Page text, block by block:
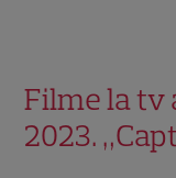
Filme la tv
2023.